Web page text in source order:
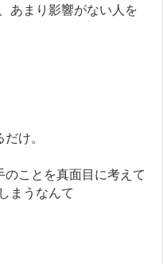
あまり影響がない人を
け。
のことを真面目に考えて
まうなんて